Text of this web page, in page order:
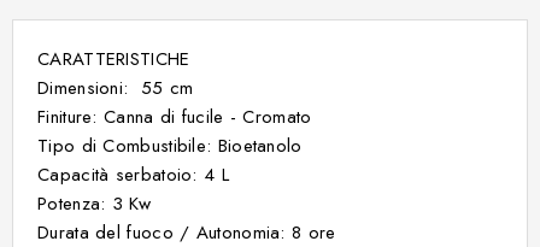
CARATTERISTICHE
Dimensioni: 55 cm
Finiture: Canna di fucile - Cromato
Tipo di Combustibile: Bioetanolo
Capacità serbatoio: 4 L
Potenza: 3 Kw
Durata del fuoco / Autonomia: 8 ore